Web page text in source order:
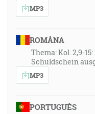
MP3
ROMÂNA
Thema: Kol. 2,9-
Schuldschein
MP3
PORTUGUÊS